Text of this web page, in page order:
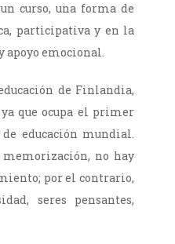
curso, una forma de
participativa y en la
apoyo emocional.
de Finlandia,
que ocupa el primer
educación mundial.
memorización, no hay
por el contrario,
seres pensantes,